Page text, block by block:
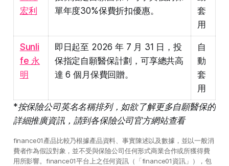
宏利
單年度30%保費折扣優惠。
套
用
Sunli
fe 永
明
即日起至 2026 年 7 月 31 日，投
保指定自願醫保計劃，可享總共高
達 6 個月保費回贈。
自
動
套
用
*按保險公司英名名稱排列，如欲了解更多自願醫保的
詳細推廣資訊，請到各保險公司官方網站查看
finance01產品比較乃根據產品資料、事實陳述以及數據，並以一般消
費者作為假設對象，並不受與保險公司任何形式商業合作或所獲得費
用所影響。finance01平台上之任何資訊（「finance01資訊」），包